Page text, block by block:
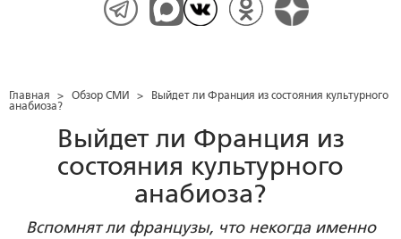
Главная > Обзор СМИ >
Выйдет ли Франция из состояния культурного
анабиоза?
Выйдет ли Франция из
состояния культурного
анабиоза?
Вспомнят ли французы, что некогда именно